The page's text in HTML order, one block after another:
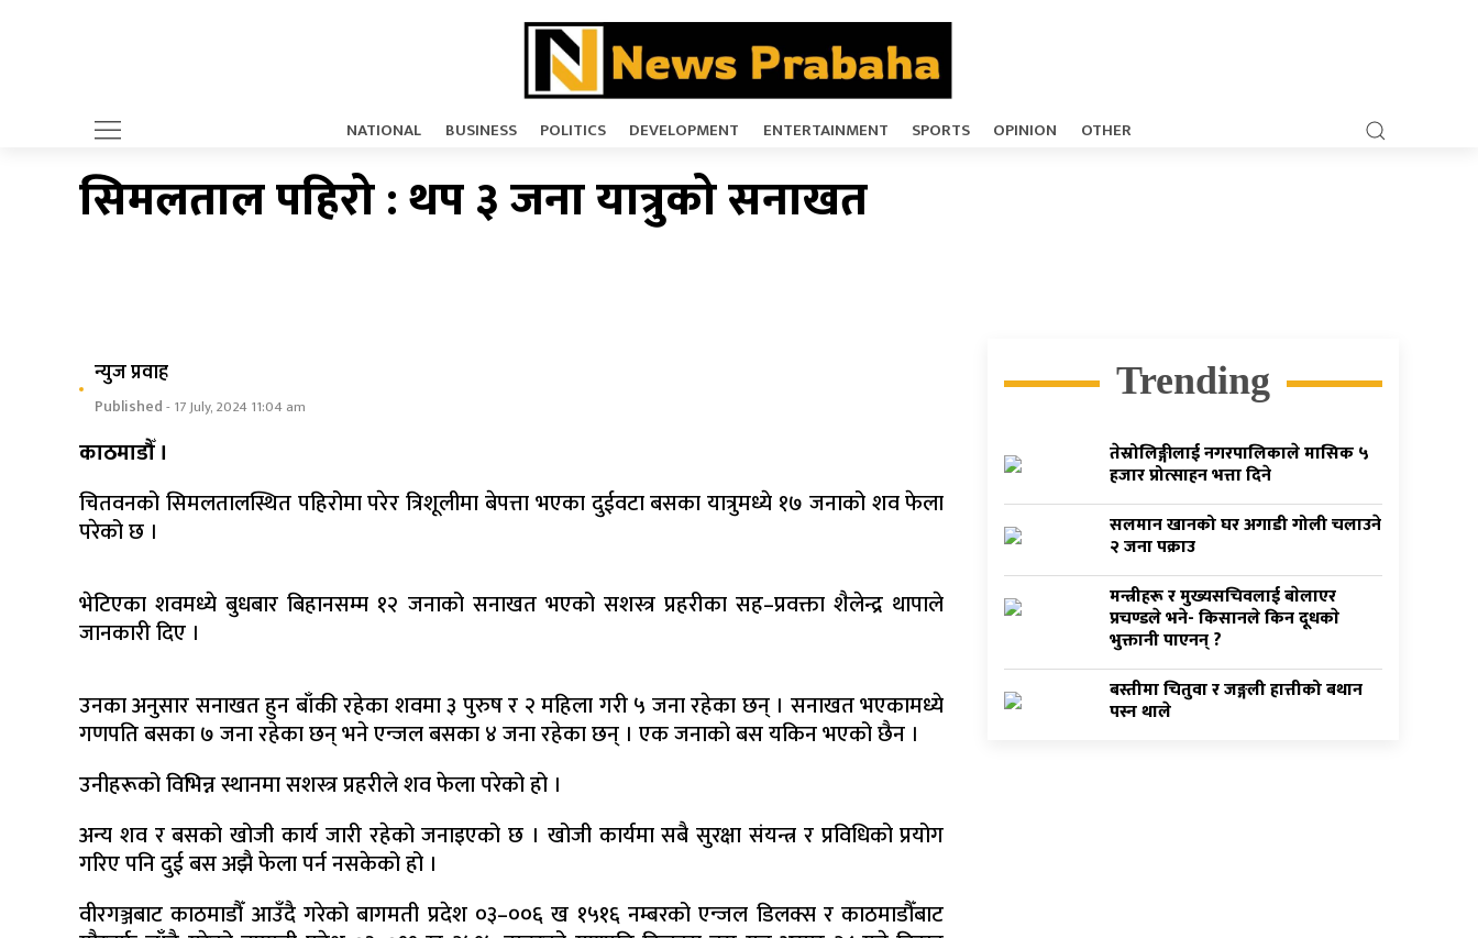
NATIONAL BUSINESS POLITICS DEVELOPMENT ENTERTAINMENT SPORTS OPINION OTHER
सिमलताल पहिरो : थप ३ जना यात्रुको सनाखत
न्युज प्रवाह
Published- 17 July, 2024 11:04 am
काठमाडौँ ।
चितवनको सिमलतालस्थित पहिरोमा परेर त्रिशूलीमा बेपत्ता भएका दुईवटा बसका यात्रुमध्ये १७ जनाको शव फेला
परेको छ ।
भेटिएका शवमध्ये बुधबार बिहानसम्म १२ जनाको सनाखत भएको सशस्त्र प्रहरीका सह–प्रवक्ता शैलेन्द्र थापाले
जानकारी दिए ।
उनका अनुसार सनाखत हुन बाँकी रहेका शवमा ३ पुरुष र २ महिला गरी ५ जना रहेका छन् । सनाखत भएकामध्ये
गणपति बसका ७ जना रहेका छन् भने एन्जल बसका ४ जना रहेका छन् । एक जनाको बस यकिन भएको छैन ।
उनीहरूको विभिन्न स्थानमा सशस्त्र प्रहरीले शव फेला परेको हो ।
अन्य शव र बसको खोजी कार्य जारी रहेको जनाइएको छ । खोजी कार्यमा सबै सुरक्षा संयन्त्र र प्रविधिको प्रयोग
गरिए पनि दुई बस अझै फेला पर्न नसकेको हो ।
वीरगञ्जबाट काठमाडौँ आउँदै गरेको बागमती प्रदेश ०३–००६ ख १५१६ नम्बरको एन्जल डिलक्स र काठमाडौँबाट
Trending
तेस्रोलिङ्गीलाई नगरपालिकाले मासिक ५
हजार प्रोत्साहन भत्ता दिने
सलमान खानको घर अगाडी गोली चलाउने
२ जना पक्राउ
मन्त्रीहरू र मुख्यसचिवलाई बाेलाएर
प्रचण्डले भने- किसानले किन दूधकाे
भुक्तानी पाएनन् ?
बस्तीमा चितुवा र जङ्गली हात्तीको बथान
पस्न थाले